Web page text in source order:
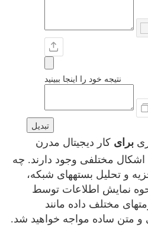
نتیجه خود را اینجا ببینید
تبدیل
برای کار دیجیتال مدرن
اشکال مختلفی وجود دارند. چه
و تحلیل بستههای شبکه،
نحوه نمایش اطلاعات توسط
مختلف داده مانند
و متن ساده مواجه خواهید شد.